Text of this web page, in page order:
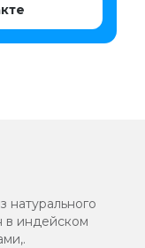
натурального
в индейском